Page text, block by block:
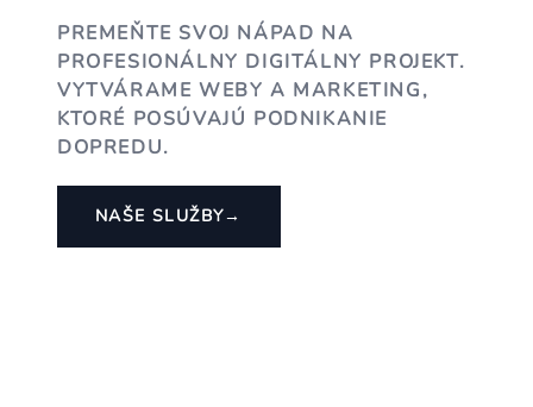
PREMEŇTE SVOJ NÁPAD NA
PROFESIONÁLNY DIGITÁLNY PROJEKT.
VYTVÁRAME WEBY A MARKETING,
KTORÉ POSÚVAJÚ PODNIKANIE
DOPREDU.
NAŠE SLUŽBY→